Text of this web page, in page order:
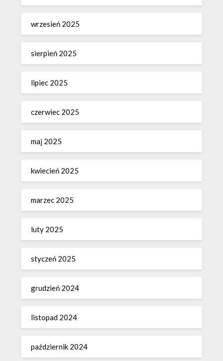
wrzesień 2025
sierpień 2025
lipiec 2025
czerwiec 2025
maj 2025
kwiecień 2025
marzec 2025
luty 2025
styczeń 2025
grudzień 2024
listopad 2024
październik 2024